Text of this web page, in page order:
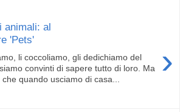
animali: al
'Pets'
›
li coccoliamo, gli dedichiamo del
convinti di sapere tutto di loro. Ma
quando usciamo di casa...